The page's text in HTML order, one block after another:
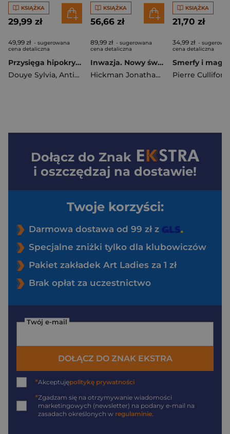
KSIĄŻKA
29,99 zł
49,99 zł - sugerowana
cena detaliczna
Przysięga hipokrytki. Czarolina. Tom 7
Douye Sylvia, Antista Paola
KSIĄŻKA
56,66 zł
89,99 zł - sugerowana
cena detaliczna
Inwazja. Nowy świat Ultimate
Hickman Jonathan
Bryan Hitch
KSIĄŻKA
21,70 zł
34,99 zł -
cena detaliczna
Pierre Culliford
Dołącz do Znak
i oszczędzaj na dostawie!
Twoje korzyści:
Darmowa dostawa od 99 zł z
Specjalne zniżki tylko dla klubowiczów
Pakiet zakładek Art Ladies za 1 zł
Brak opłat za uczestnictwo
Twój e-mail
DOŁĄCZ DO ZNAK EKSTRA
*Akceptujępolitykę prywatności
*Zgadzam się na otrzymywanie wiadomości
marketingowych (newsletter) na podany e-mail na
zasadach określonych w regulaminie.